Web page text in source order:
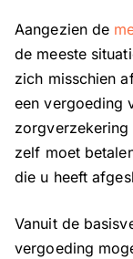
Aangezien de
de meeste
zich misschien
een vergoeding
zelf moet
die u heeft
Vanuit de
vergoeding